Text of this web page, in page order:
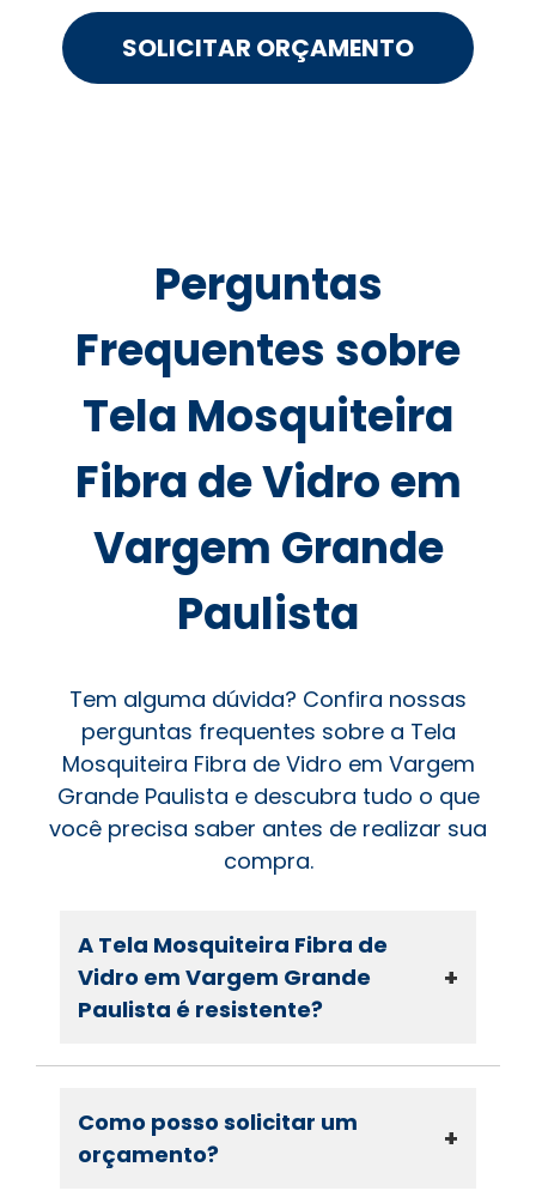
SOLICITAR ORÇAMENTO
Perguntas
Frequentes sobre
Tela Mosquiteira
Fibra de Vidro em
Vargem Grande
Paulista
Tem alguma dúvida? Confira nossas
perguntas frequentes sobre a Tela
Mosquiteira Fibra de Vidro em Vargem
Grande Paulista e descubra tudo o que
você precisa saber antes de realizar sua
compra.
A Tela Mosquiteira Fibra de
Vidro em Vargem Grande
Paulista é resistente?
+
Como posso solicitar um
orçamento?
+